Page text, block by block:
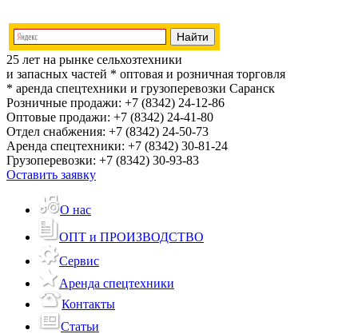
25 лет на рынке сельхозтехники
и запасных частей * оптовая и розничная торговля
* аренда спецтехники и грузоперевозки Саранск
Розничные продажи: +7 (8342) 24-12-86
Оптовые продажи: +7 (8342) 24-41-80
Отдел снабжения: +7 (8342) 24-50-73
Аренда спецтехники: +7 (8342) 30-81-24
Грузоперевозки: +7 (8342) 30-93-83
Оставить заявку
О нас
ОПТ и ПРОИЗВОДСТВО
Сервис
Аренда спецтехники
Контакты
Статьи